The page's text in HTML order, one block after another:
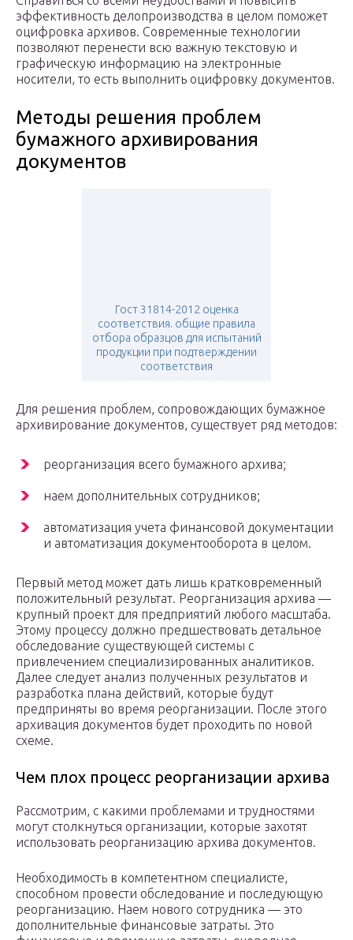
эффективность делопроизводства в целом поможет
оцифровка архивов. Современные технологии
позволяют перенести всю важную текстовую и
графическую информацию на электронные
носители, то есть выполнить оцифровку документов.
Методы решения проблем
бумажного архивирования
документов
Гост 31814-2012 оценка
соответствия. общие правила
отбора образцов для испытаний
продукции при подтверждении
соответствия
Для решения проблем, сопровождающих бумажное
архивирование документов, существует ряд методов:
реорганизация всего бумажного архива;
наем дополнительных сотрудников;
автоматизация учета финансовой документации
и автоматизация документооборота в целом.
Первый метод может дать лишь кратковременный
положительный результат. Реорганизация архива —
крупный проект для предприятий любого масштаба.
Этому процессу должно предшествовать детальное
обследование существующей системы с
привлечением специализированных аналитиков.
Далее следует анализ полученных результатов и
разработка плана действий, которые будут
предприняты во время реорганизации. После этого
архивация документов будет проходить по новой
схеме.
Чем плох процесс реорганизации архива
Рассмотрим, с какими проблемами и трудностями
могут столкнуться организации, которые захотят
использовать реорганизацию архива документов.
Необходимость в компетентном специалисте,
способном провести обследование и последующую
реорганизацию. Наем нового сотрудника — это
дополнительные финансовые затраты. Это